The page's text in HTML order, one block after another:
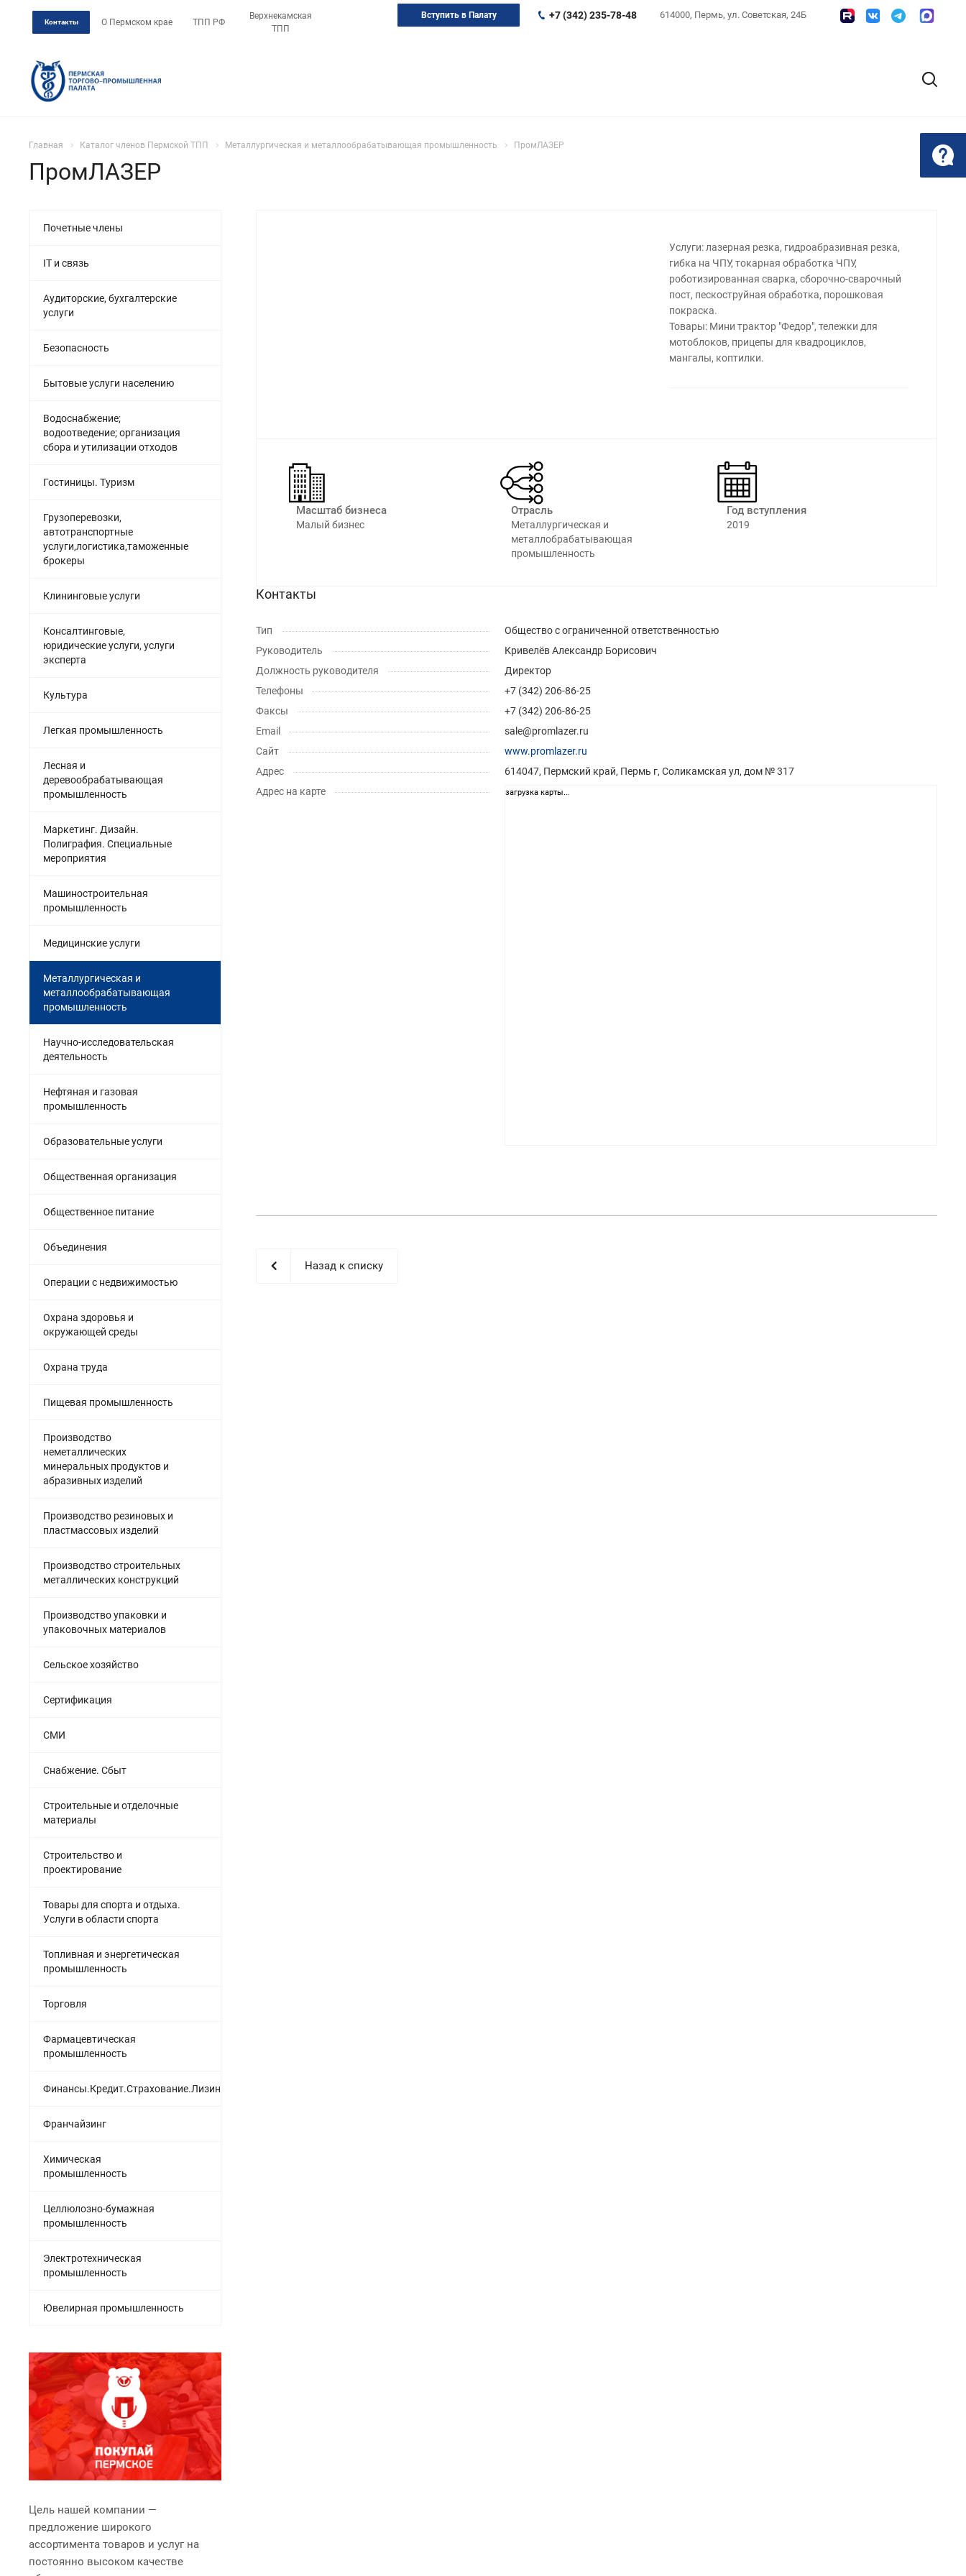
Контакты О Пермском крае ТПП РФ
Верхнекамская
ТПП
614000, Пермь, ул. Советская, 24Б
+7 (342) 235-78-48
Вступить в Палату
Главная Каталог членов Пермской ТПП Металлургическая и металлообрабатывающая промышленность ПромЛАЗЕР
ПромЛАЗЕР
Услуги: лазерная резка, гидроабразивная резка,
гибка на ЧПУ, токарная обработка ЧПУ,
роботизированная сварка, сборочно-сварочный
пост, пескоструйная обработка, порошковая
покраска.
Товары: Мини трактор "Федор", тележки для
мотоблоков, прицепы для квадроциклов,
мангалы, коптилки.
Масштаб бизнеса
Малый бизнес
Отрасль
Металлургическая и
металлобрабатывающая
промышленность⁠
Год вступления
2019
Контакты
Тип
Общество с ограниченной ответственностью
Руководитель
Кривелёв Александр Борисович
Должность руководителя
Директор
Телефоны
+7 (342) 206-86-25
Факсы
+7 (342) 206-86-25
Email
sale@promlazer.ru
Сайт
www.promlazer.ru
Адрес
614047, Пермский край, Пермь г, Соликамская ул, дом № 317
Адрес на карте
загрузка карты...
Назад к списку
Почетные члены
IT и связь
Аудиторские, бухгалтерские
услуги
Безопасность
Бытовые услуги населению
Водоснабжение;
водоотведение; организация
сбора и утилизации отходов
Гостиницы. Туризм
Грузоперевозки,
автотранспортные
услуги,логистика,таможенные
брокеры
Клининговые услуги
Консалтинговые,
юридические услуги, услуги
эксперта
Культура
Легкая промышленность
Лесная и
деревообрабатывающая
промышленность
Маркетинг. Дизайн.
Полиграфия. Специальные
мероприятия
Машиностроительная
промышленность
Медицинские услуги
Металлургическая и
металлообрабатывающая
промышленность
Научно-исследовательская
деятельность
Нефтяная и газовая
промышленность
Образовательные услуги
Общественная организация
Общественное питание
Объединения
Операции с недвижимостью
Охрана здоровья и
окружающей среды
Охрана труда
Пищевая промышленность
Производство
неметаллических
минеральных продуктов и
абразивных изделий
Производство резиновых и
пластмассовых изделий
Производство строительных
металлических конструкций
Производство упаковки и
упаковочных материалов
Сельское хозяйство
Сертификация
СМИ
Снабжение. Сбыт
Строительные и отделочные
материалы
Строительство и
проектирование
Товары для спорта и отдыха.
Услуги в области спорта
Топливная и энергетическая
промышленность
Торговля
Фармацевтическая
промышленность
Финансы.Кредит.Страхование.Лизинг
Франчайзинг
Химическая
промышленность
Целлюлозно-бумажная
промышленность
Электротехническая
промышленность
Ювелирная промышленность
Цель нашей компании —
предложение широкого
ассортимента товаров и услуг на
постоянно высоком качестве